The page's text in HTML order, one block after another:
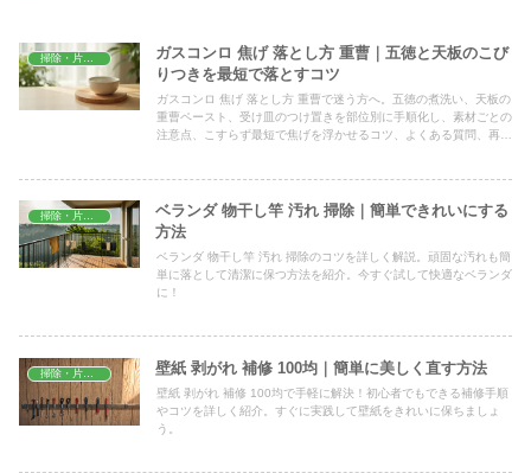
掃除・片付け
ガスコンロ 焦げ 落とし方 重曹｜五徳と天板のこび
りつきを最短で落とすコツ
ガスコンロ 焦げ 落とし方 重曹で迷う方へ。五徳の煮洗い、天板の
重曹ペースト、受け皿のつけ置きを部位別に手順化し、素材ごとの
注意点、こすらず最短で焦げを浮かせるコツ、よくある質問、再発
掃除・片付け
ベランダ 物干し竿 汚れ 掃除｜簡単できれいにする
方法
ベランダ 物干し竿 汚れ 掃除のコツを詳しく解説。頑固な汚れも簡
単に落として清潔に保つ方法を紹介。今すぐ試して快適なベランダ
に！
掃除・片付け 壁紙 剥がれ 補修 100均｜簡単に美しく直す方法
壁紙 剥がれ 補修 100均で手軽に解決！初心者でもできる補修手順
やコツを詳しく紹介。すぐに実践して壁紙をきれいに保ちましょ
う。